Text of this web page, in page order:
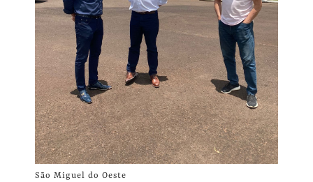
São Miguel do Oeste